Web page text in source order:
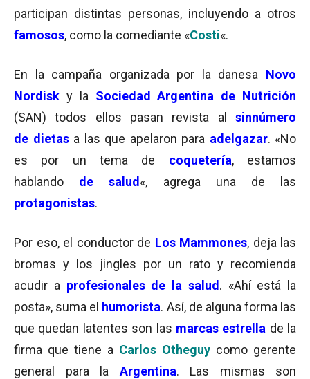
participan distintas personas, incluyendo a otros
famosos, como la comediante «Costi«.
En la campaña organizada por la danesa Novo
Nordisk y la Sociedad Argentina de Nutrición
(SAN) todos ellos pasan revista al
sinnúmero
de dietasa las que apelaron para adelgazar. «No
es por un tema de coquetería, estamos
hablando de salud «, agrega una de las
protagonistas.
Por eso, el conductor de Los Mammones, deja las
bromas y los jingles por un rato y recomienda
acudir a profesionales de la salud . «Ahí está la
posta», suma el humorista. Así, de alguna forma las
que quedan latentes son las marcas estrella de la
firma que tiene a Carlos Otheguy como gerente
general para la Argentina. Las mismas son